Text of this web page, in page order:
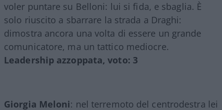
voler puntare su Belloni: lui si fida, e sbaglia. È
solo riuscito a sbarrare la strada a Draghi:
dimostra ancora una volta di essere un grande
comunicatore, ma un tattico mediocre.
Leadership azzoppata, voto: 3
Giorgia Meloni: nel terremoto del centrodestra lei